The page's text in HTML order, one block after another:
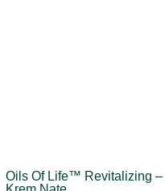
Oils Of Life™ Revitalizing –